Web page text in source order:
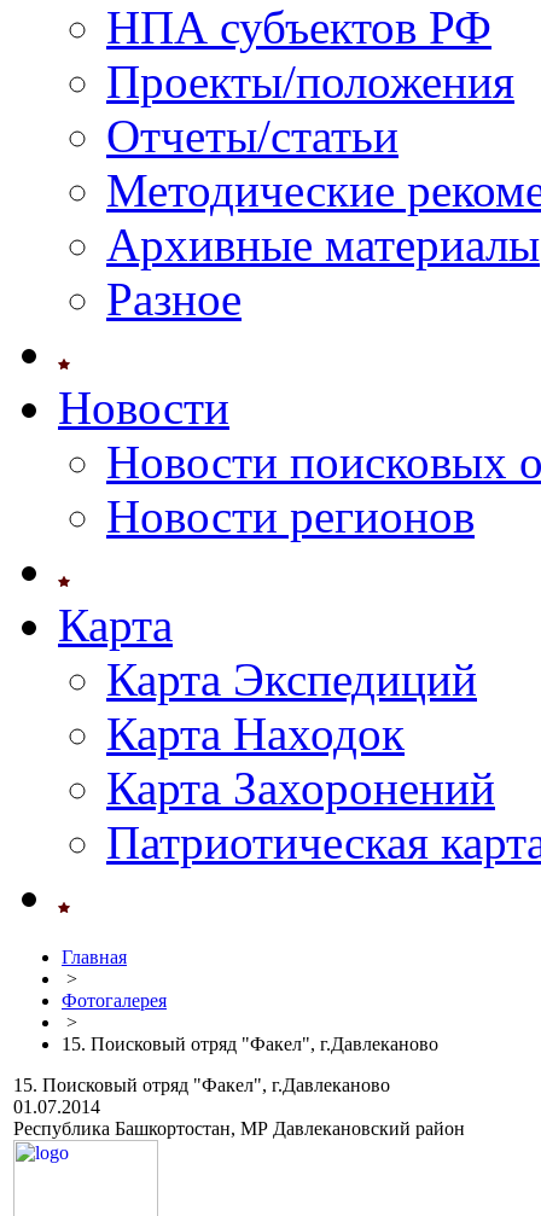
НПА субъектов РФ
Проекты/положения
Отчеты/статьи
Методические
Архивные материалы
Разное
Новости
Новости поисковых
Новости регионов
Карта
Карта Экспедиций
Карта Находок
Карта Захоронений
Патриотическая
Главная
>
Фотогалерея
>
15. Поисковый отряд "Факел", г.Давлеканово
15. Поисковый отряд "Факел", г.Давлеканово
01.07.2014
Республика Башкортостан, МР Давлекановский район